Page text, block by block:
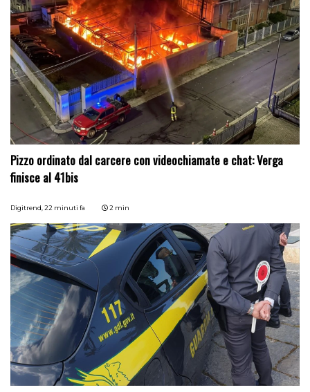
Pizzo ordinato dal carcere con videochiamate e chat: Verga
finisce al 41bis
Digitrend,22 minuti fa 2 min